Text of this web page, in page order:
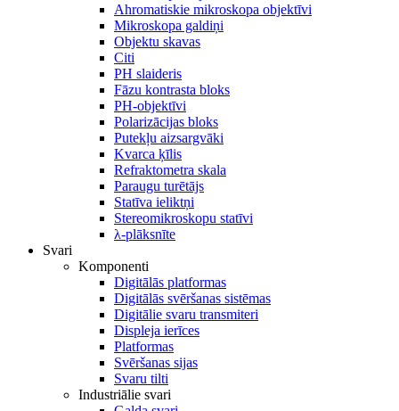
Ahromatiskie mikroskopa objektīvi
Mikroskopa galdiņi
Objektu skavas
Citi
PH slaideris
Fāzu kontrasta bloks
PH-objektīvi
Polarizācijas bloks
Putekļu aizsargvāki
Kvarca ķīlis
Refraktometra skala
Paraugu turētājs
Statīva ieliktņi
Stereomikroskopu statīvi
λ-plāksnīte
Svari
Komponenti
Digitālās platformas
Digitālās svēršanas sistēmas
Digitālie svaru transmiteri
Displeja ierīces
Platformas
Svēršanas sijas
Svaru tilti
Industriālie svari